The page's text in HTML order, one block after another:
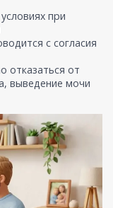
при
с согласия
отказаться от
выведение мочи